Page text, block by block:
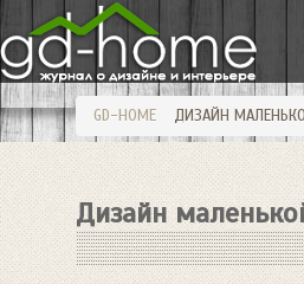
GD-HOME ДИЗАЙН
Дизайн